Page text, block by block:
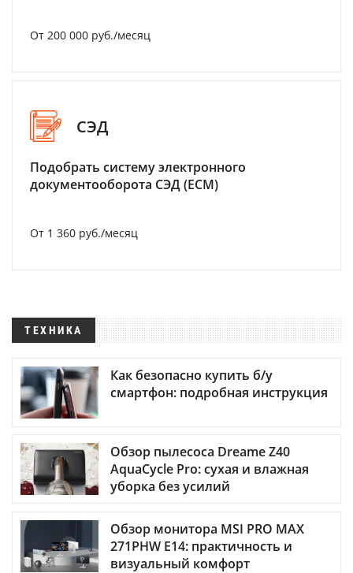
От 200 000 руб./месяц
СЭД
Подобрать систему электронного
документооборота СЭД (ECM)
От 1 360 руб./месяц
ТЕХНИКА
Как безопасно купить б/у
смартфон: подробная инструкция
Обзор пылесоса Dreame Z40
AquaCycle Pro: сухая и влажная
уборка без усилий
Обзор монитора MSI PRO MAX
271PHW E14: практичность и
визуальный комфорт